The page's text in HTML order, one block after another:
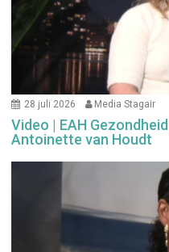
28 juli 2026 Media Stagair
Video | EAH
Antoinette van Houdt